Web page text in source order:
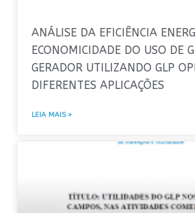
ANÁLISE DA EFICIÊNCIA
ECONOMICIDADE DO USO DE
GERADOR UTILIZANDO GLP
DIFERENTES APLICAÇÕES
LEIA MAIS »